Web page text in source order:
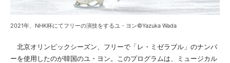
2021年、NHK杯にてフリーの演技をするユ・ヨン©Yazuka Wada
北京オリンピックシーズン、フリーで「レ・ミゼラブル」のナンバ
ーを使用したのが韓国のユ・ヨン。このプログラムは、ミュージカル